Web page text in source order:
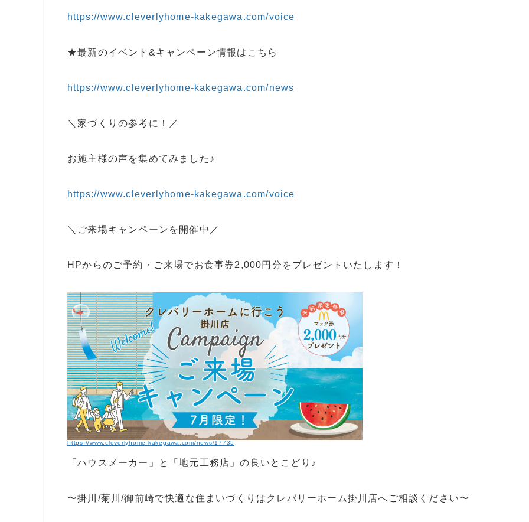
https://www.cleverlyhome-kakegawa.com/voice
★最新のイベント&キャンペーン情報はこちら
https://www.cleverlyhome-kakegawa.com/news
＼家づくりの参考に！／
お施主様の声を集めてみました♪
https://www.cleverlyhome-kakegawa.com/voice
＼ご来場キャンペーンを開催中／
HPからのご予約・ご来場でお食事券2,000円分をプレゼントいたします！
https://www.cleverlyhome-kakegawa.com/news/17735
「ハウスメーカー」と「地元工務店」の良いとこどり♪
〜掛川/菊川/御前崎で快適な住まいづくりはクレバリーホーム掛川店へご相談ください〜